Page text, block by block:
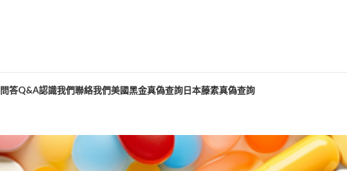
問答Q&A認識我們聯絡我們美國黑金真偽查詢日本藤素真偽查詢